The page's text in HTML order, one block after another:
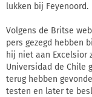
lukken bij Feyenoord.
Volgens de Britse
pers gezegd hebben
hij niet aan Excelsior
Universidad de Chile
terug hebben
testen en later te